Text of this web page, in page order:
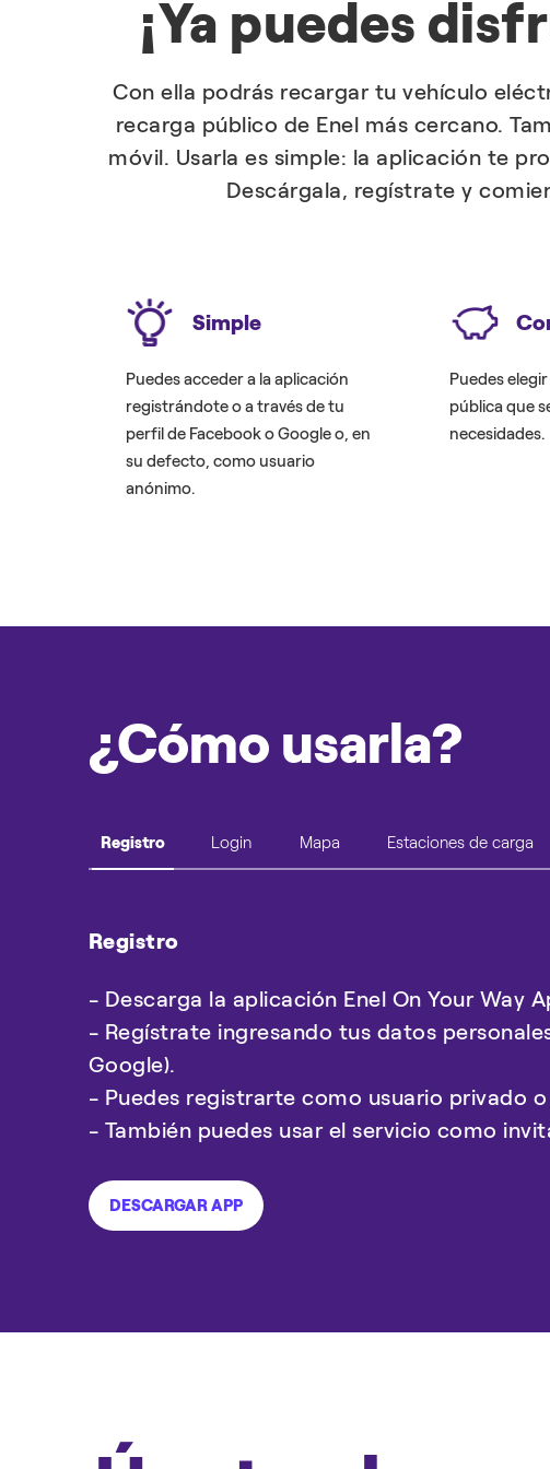
¡Ya puedes
Con ella podrás recargar tu vehículo
recarga público de Enel más cercano.
móvil. Usarla es simple: la aplicación te
Descárgala, regístrate y
Simple
Puedes acceder a la aplicación
registrándote o a través de tu
perfil de Facebook o Google o, en
su defecto, como usuario
anónimo.
Puedes
pública que
necesidades.
¿Cómo usarla?
Login Mapa Estaciones de carga
Registro
- Descarga la aplicación Enel On Your Way
- Regístrate ingresando tus datos
Google).
- Puedes registrarte como usuario privado
- También puedes usar el servicio como
DESCARGAR APP